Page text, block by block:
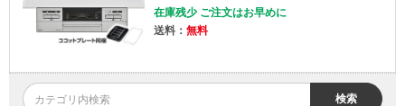
在庫残少 ご注文はお早めに
送料： 無料
検索